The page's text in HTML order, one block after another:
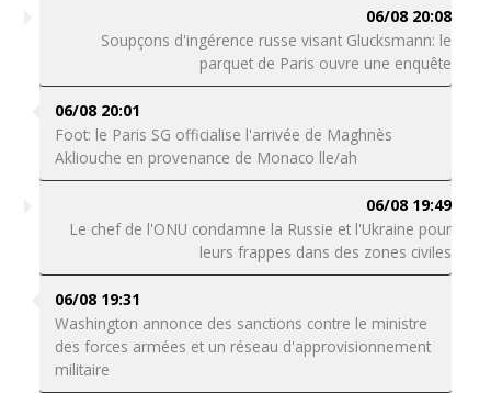
06/08 20:08
Soupçons d'ingérence russe visant Glucksmann: le
parquet de Paris ouvre une enquête
06/08 20:01
Foot: le Paris SG officialise l'arrivée de Maghnès
Akliouche en provenance de Monaco lle/ah
06/08 19:49
Le chef de l'ONU condamne la Russie et l'Ukraine pour
leurs frappes dans des zones civiles
06/08 19:31
Washington annonce des sanctions contre le ministre
des forces armées et un réseau d'approvisionnement
militaire